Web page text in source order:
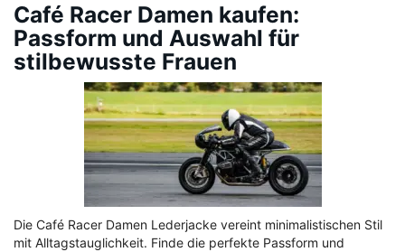
Café Racer Damen kaufen:
Passform und Auswahl für
stilbewusste Frauen
Die Café Racer Damen Lederjacke vereint minimalistischen Stil
mit Alltagstauglichkeit. Finde die perfekte Passform und